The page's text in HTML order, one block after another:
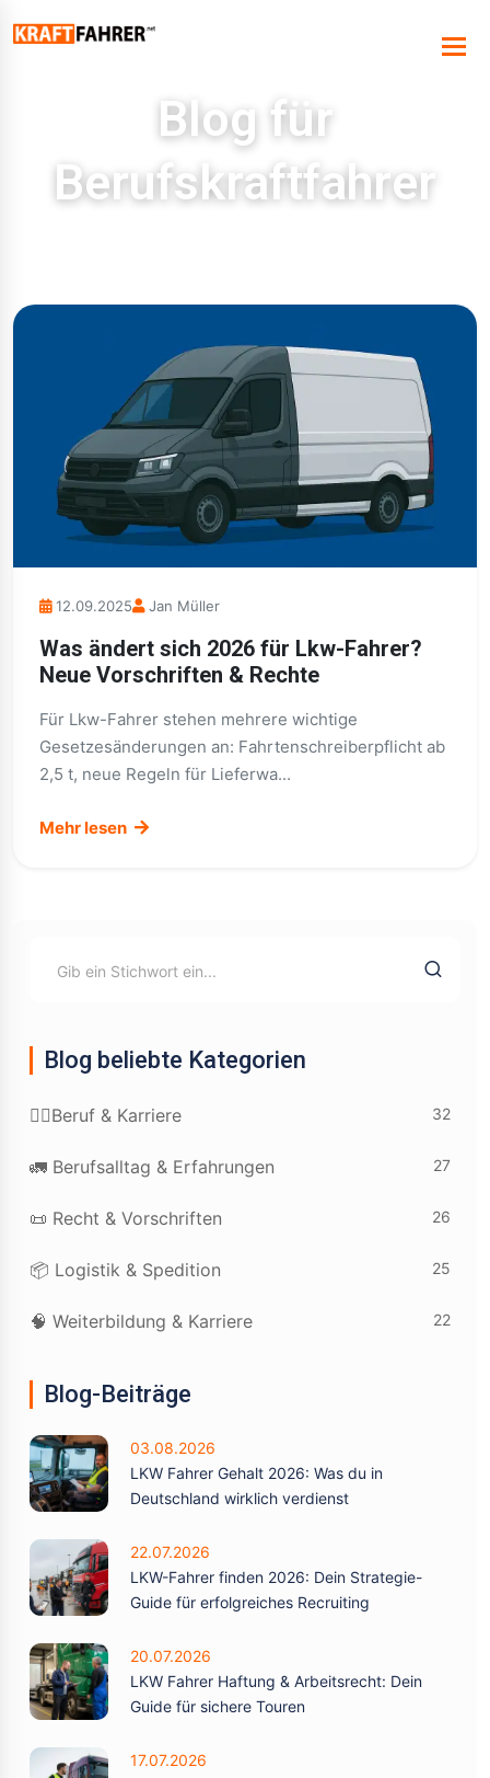
Blog für
Berufskraftfahrer
12.09.2025 Jan Müller
Was ändert sich 2026 für Lkw-Fahrer?
Neue Vorschriften & Rechte
Für Lkw-Fahrer stehen mehrere wichtige
Gesetzesänderungen an: Fahrtenschreiberpflicht ab
2,5 t, neue Regeln für Lieferwa...
Mehr lesen
Blog beliebte Kategorien
👷‍♂️Beruf & Karriere 32
🚛 Berufsalltag & Erfahrungen 27
📜 Recht & Vorschriften 26
📦 Logistik & Spedition 25
🧠 Weiterbildung & Karriere 22
Blog-Beiträge
03.08.2026
LKW Fahrer Gehalt 2026: Was du in
Deutschland wirklich verdienst
22.07.2026
LKW-Fahrer finden 2026: Dein Strategie-
Guide für erfolgreiches Recruiting
20.07.2026
LKW Fahrer Haftung & Arbeitsrecht: Dein
Guide für sichere Touren
17.07.2026